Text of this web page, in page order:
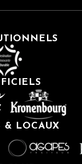
& LOCAUX